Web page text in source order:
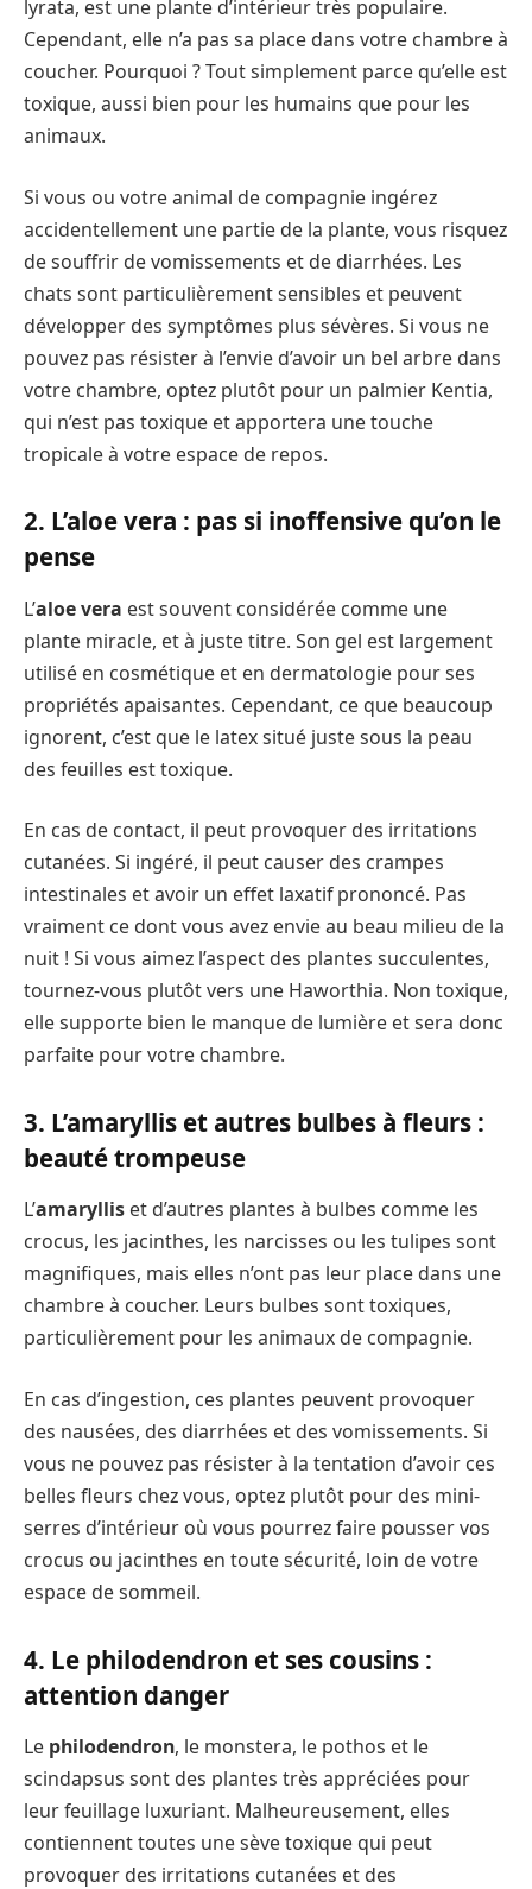
lyrata, est une plante d’intérieur très populaire.
Cependant, elle n’a pas sa place dans votre chambre à
coucher. Pourquoi ? Tout simplement parce qu’elle est
toxique, aussi bien pour les humains que pour les
animaux.
Si vous ou votre animal de compagnie ingérez
accidentellement une partie de la plante, vous risquez
de souffrir de vomissements et de diarrhées. Les
chats sont particulièrement sensibles et peuvent
développer des symptômes plus sévères. Si vous ne
pouvez pas résister à l’envie d’avoir un bel arbre dans
votre chambre, optez plutôt pour un palmier Kentia,
qui n’est pas toxique et apportera une touche
tropicale à votre espace de repos.
2. L’aloe vera : pas si inoffensive qu’on le
pense
L’aloe vera est souvent considérée comme une
plante miracle, et à juste titre. Son gel est largement
utilisé en cosmétique et en dermatologie pour ses
propriétés apaisantes. Cependant, ce que beaucoup
ignorent, c’est que le latex situé juste sous la peau
des feuilles est toxique.
En cas de contact, il peut provoquer des irritations
cutanées. Si ingéré, il peut causer des crampes
intestinales et avoir un effet laxatif prononcé. Pas
vraiment ce dont vous avez envie au beau milieu de la
nuit ! Si vous aimez l’aspect des plantes succulentes,
tournez-vous plutôt vers une Haworthia. Non toxique,
elle supporte bien le manque de lumière et sera donc
parfaite pour votre chambre.
3. L’amaryllis et autres bulbes à fleurs :
beauté trompeuse
L’amaryllis et d’autres plantes à bulbes comme les
crocus, les jacinthes, les narcisses ou les tulipes sont
magnifiques, mais elles n’ont pas leur place dans une
chambre à coucher. Leurs bulbes sont toxiques,
particulièrement pour les animaux de compagnie.
En cas d’ingestion, ces plantes peuvent provoquer
des nausées, des diarrhées et des vomissements. Si
vous ne pouvez pas résister à la tentation d’avoir ces
belles fleurs chez vous, optez plutôt pour des mini-
serres d’intérieur où vous pourrez faire pousser vos
crocus ou jacinthes en toute sécurité, loin de votre
espace de sommeil.
4. Le philodendron et ses cousins :
attention danger
Le philodendron, le monstera, le pothos et le
scindapsus sont des plantes très appréciées pour
leur feuillage luxuriant. Malheureusement, elles
contiennent toutes une sève toxique qui peut
provoquer des irritations cutanées et des